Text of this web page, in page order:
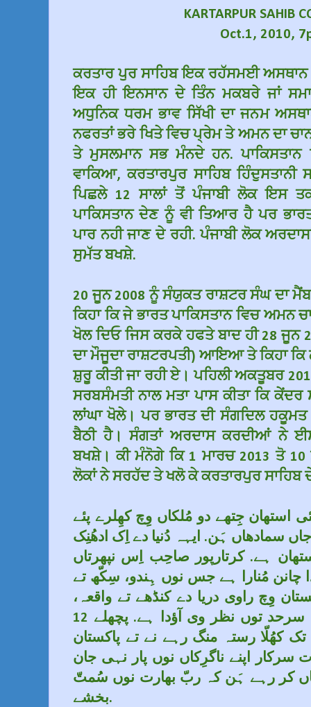
KARTARPUR SAHIB
Oct.1, 2010,
ਕਰਤਾਰ ਪੁਰ ਸਾਹਿਬ ਇਕ ਰਹੱਸਮਈ ਅਸਥਾਨ
ਇਕ ਹੀ ਇਨਸਾਨ ਦੇ ਤਿੰਨ ਮਕਬਰੇ ਜਾਂ
ਅਧੁਨਿਕ ਧਰਮ ਭਾਵ ਸਿੱਖੀ ਦਾ ਜਨਮ
ਨਫਰਤਾਂ ਭਰੇ ਖਿਤੇ ਵਿਚ ਪ੍ਰੇਮ ਤੇ ਅਮਨ ਦਾ
ਤੇ ਮੁਸਲਮਾਨ ਸਭ ਮੰਨਦੇ ਹਨ.
ਵਾਕਿਆ, ਕਰਤਾਰਪੁਰ ਸਾਹਿਬ
ਪਿਛਲੇ 12 ਸਾਲਾਂ ਤੋਂ ਪੰਜਾਬੀ ਲੋਕ ਇਸ
ਪਾਕਿਸਤਾਨ ਦੇਣ ਨੂੰ ਵੀ ਤਿਆਰ ਹੈ ਪਰ
ਪਾਰ ਨਹੀ ਜਾਣ ਦੇ ਰਹੀ. ਪੰਜਾਬੀ ਲੋਕ
ਸੁਮੱਤ ਬਖਸ਼ੇ.
20 ਜੂਨ 2008 ਨੂੰ ਸੰਯੁਕਤ ਰਾਸ਼ਟਰ ਸੰਘ ਦਾ
ਕਿਹਾ ਕਿ ਜੇ ਭਾਰਤ ਪਾਕਿਸਤਾਨ ਵਿਚ ਅਮਨ
ਖੋਲ ਦਿਓ ਜਿਸ ਕਰਕੇ ਹਫਤੇ ਬਾਦ ਹੀ 28 ਜੂਨ
ਦਾ ਮੌਜੂਦਾ ਰਾਸ਼ਟਰਪਤੀ) ਆਇਆ ਤੇ ਕਿਹਾ ਕਿ
ਸ਼ੁਰੂ ਕੀਤੀ ਜਾ ਰਹੀ ਏ। ਪਹਿਲੀ ਅਕਤੂਬਰ
ਸਰਬਸੰਮਤੀ ਨਾਲ ਮਤਾ ਪਾਸ ਕੀਤਾ ਕਿ ਕੇਂਦਰ
ਲਾਂਘਾ ਖੋਲੇ। ਪਰ ਭਾਰਤ ਦੀ ਸੰਗਦਿਲ
ਬੈਠੀ ਹੈ। ਸੰਗਤਾਂ ਅਰਦਾਸ ਕਰਦੀਆਂ ਨੇ
ਬਖਸ਼ੇ। ਕੀ ਮੰਨੋਗੇ ਕਿ 1 ਮਾਰਚ 2013 ਤੋ
ਲੋਕਾਂ ਨੇ ਸਰਹੱਦ ਤੇ ਖਲੋ ਕੇ ਕਰਤਾਰਪੁਰ ਸਾਹਿਬ
استھان جِتھے دو مُلکاں وِچ کھِلرے پئے
سمادھاں ہَن. ایہہ دُنیا دے اِک ادھُنِک
ہے. کرتارپور صاحِب اِس نپھرتاں
چانن مُنارا ہے جس نوں ہِندو، سِکّھ تے
وِچ راوی دریا دے کنڈھے تے واقعہ،
کرتارپور صاحِب ہِندُوستانی سرحد توں نظر وی آؤدا ہے. پچھلے 12
کھُلّا رستہ منگ رہے نے تے پاکستان
سرکار اپنے ناگرِکاں نوں پار نہی جان
کر رہے ہَن کہ ربّ بھارت نوں سُمتّ
بخشے.